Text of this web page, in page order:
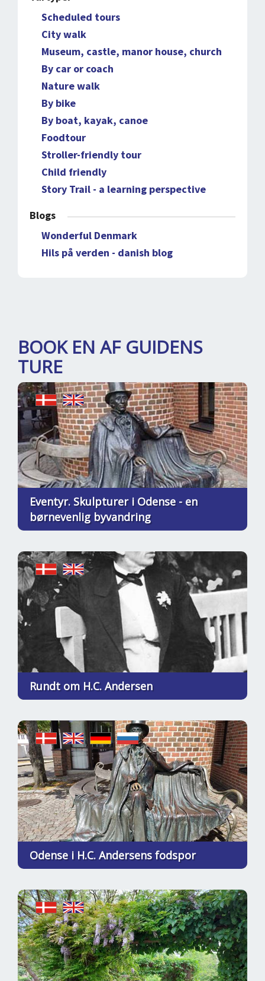
Scheduled tours
City walk
Museum, castle, manor house, church
By car or coach
Nature walk
By bike
By boat, kayak, canoe
Foodtour
Stroller-friendly tour
Child friendly
Story Trail - a learning perspective
Blogs
Wonderful Denmark
Hils på verden - danish blog
BOOK EN AF GUIDENS
TURE
Eventyr. Skulpturer i Odense - en
børnevenlig byvandring
Rundt om H.C. Andersen
Odense i H.C. Andersens fodspor